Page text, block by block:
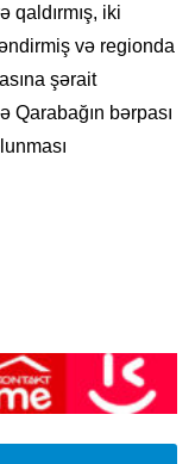
qaldırmış, iki
və regionda
şərait
Qarabağın bərpası